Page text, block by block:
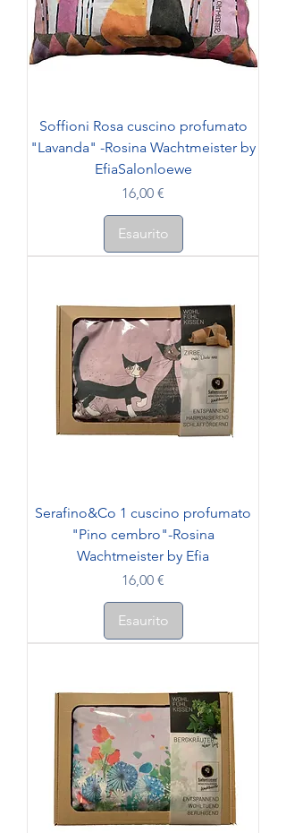
Soffioni Rosa cuscino profumato
"Lavanda" -Rosina Wachtmeister by
EfiaSalonloewe
Prezzo
16,00 €
Esaurito
Serafino&Co 1 cuscino profumato
"Pino cembro"-Rosina
Wachtmeister by Efia
Prezzo
16,00 €
Esaurito